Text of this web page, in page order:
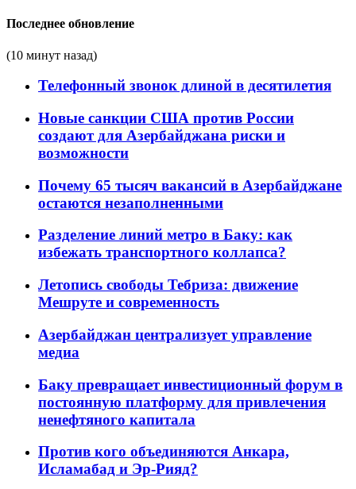
Последнее обновление
(10 минут назад)
Телефонный звонок длиной в десятилетия
Новые санкции США против России
создают для Азербайджана риски и
возможности
Почему 65 тысяч вакансий в Азербайджане
остаются незаполненными
Разделение линий метро в Баку: как
избежать транспортного коллапса?
Летопись свободы Тебриза: движение
Мешруте и современность
Азербайджан централизует управление
медиа
Баку превращает инвестиционный форум в
постоянную платформу для привлечения
ненефтяного капитала
Против кого объединяются Анкара,
Исламабад и Эр-Рияд?